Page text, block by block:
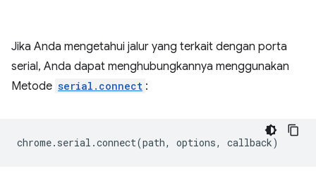
Jika Anda mengetahui jalur yang terkait dengan porta
serial, Anda dapat menghubungkannya menggunakan
Metode serial.connect :
chrome. serial .connect(path, options, callback)